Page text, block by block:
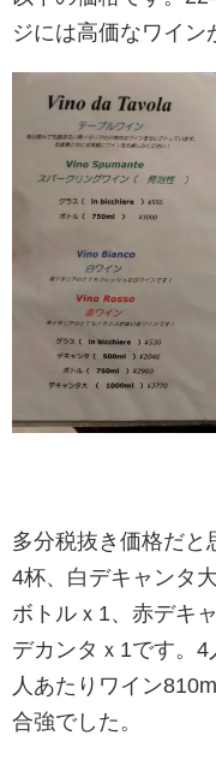
ジには高価なワイン
多分税抜き価格だと
4杯、白デキャンタ
ボトルｘ1、赤デキ
デカンタｘ1です。
人あたりワイン
合強でした。